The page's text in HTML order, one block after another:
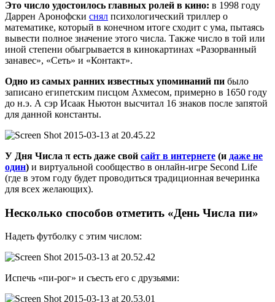
Это число удостоилось главных ролей в кино: в 1998 году
Даррен Аронофски снял психологический триллер о
математике, который в конечном итоге сходит с ума, пытаясь
вывести полное значение этого числа. Также число в той или
иной степени обыгрывается в кинокартинах «Разорванный
занавес», «Сеть» и «Контакт».
Одно из самых ранних известных упоминаний пи было
записано египетским писцом Ахмесом, примерно в 1650 году
до н.э. А сэр Исаак Ньютон высчитал 16 знаков после запятой
для данной константы.
У Дня Числа π есть даже свой сайт в интернете (и даже не
один) и виртуальной сообщество в онлайн-игре Second Life
(где в этом году будет проводиться традиционная вечеринка
для всех желающих).
Несколько способов отметить «День Числа пи»
Надеть футболку с этим числом:
Испечь «пи-рог» и съесть его с друзьями: